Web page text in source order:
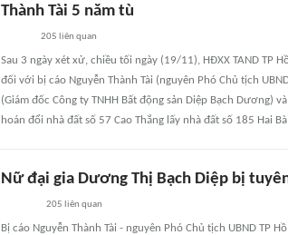
Thành Tài 5 năm tù
205 liên quan
Sau 3 ngày xét xử, chiều tối ngày (19/11), HĐXX TAND TP
đối với bị cáo Nguyễn Thành Tài (nguyên Phó Chủ tịch
(Giám đốc Công ty TNHH Bất động sản Diệp Bạch Dương)
hoán đổi nhà đất số 57 Cao Thắng lấy nhà đất số 185 Hai
Nữ đại gia Dương Thị Bạch Diệp bị
205 liên quan
Bị cáo Nguyễn Thành Tài - nguyên Phó Chủ tịch UBND TP